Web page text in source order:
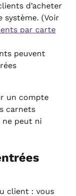
d’acheter
(Voir
par carte
peuvent
un compte
carnets
ne peut ni
client : vous